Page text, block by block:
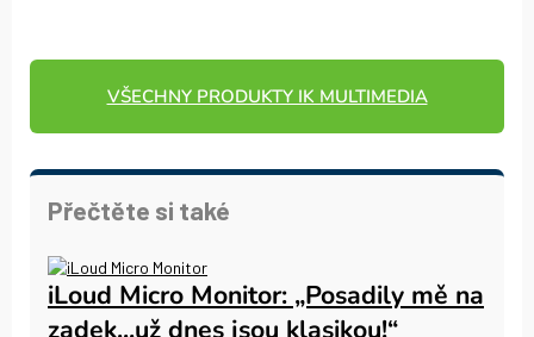
VŠECHNY PRODUKTY IK MULTIMEDIA
Přečtěte si také
iLoud Micro Monitor: „Posadily mě na
zadek...už dnes jsou klasikou!“